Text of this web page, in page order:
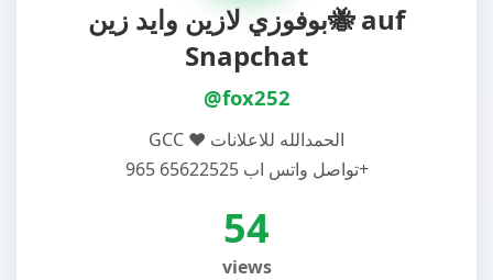
بوفوزي لازين وايد زين🐝 auf
Snapchat
@fox252
‎‏GCC ❤️ الحمدالله للاعلانات
تواصل واتس اب 65622525 965+
54
views